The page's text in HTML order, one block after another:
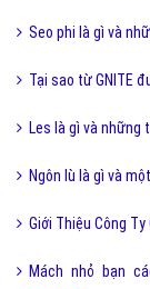
Seo phi là gì và
Tại sao từ GNITE
Les là gì và những
Ngôn lù là gì và
Giới Thiệu Công
Mách nhỏ bạn